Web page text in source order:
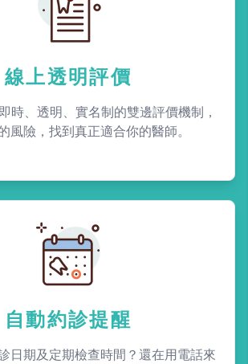
線上透明評價
時、透明、實名制的雙邊評價機制，
風險，找到真正適合你的醫師。
自動約診提醒
日期及定期檢查時間？還在用電話來